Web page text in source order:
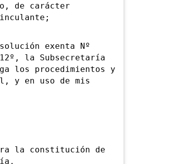
de carácter
exenta Nº
la Subsecretaría
los procedimientos y
y en uso de mis
la constitución de